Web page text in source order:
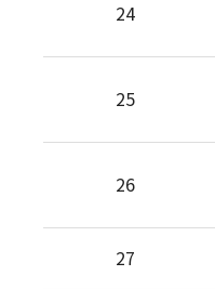
24
25
26
27